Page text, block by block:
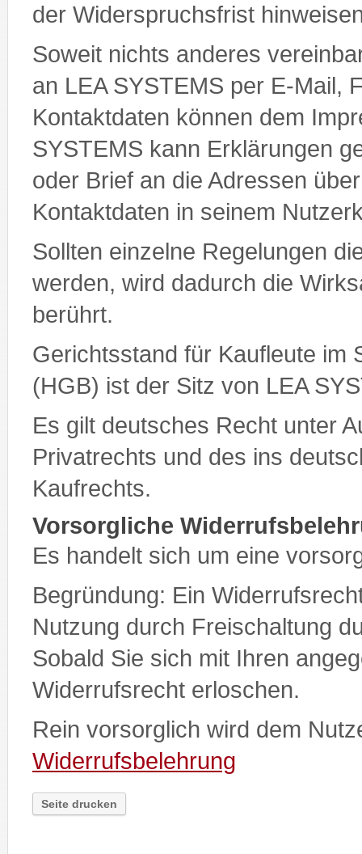
der Widerspruchsfrist
Soweit nichts anderes
an LEA SYSTEMS per E-Mail,
Kontaktdaten können dem
SYSTEMS kann Erklärungen
oder Brief an die Adressen
Kontaktdaten in seinem
Sollten einzelne Regelungen
werden, wird dadurch die
berührt.
Gerichtsstand für Kaufleute im
(HGB) ist der Sitz von LEA
Es gilt deutsches Recht unter
Privatrechts und des ins
Kaufrechts.
Vorsorgliche
Es handelt sich um eine
Begründung: Ein
Nutzung durch Freischaltung
Sobald Sie sich mit Ihren
Widerrufsrecht erloschen.
Rein vorsorglich wird dem
Widerrufsbelehrung
Seite drucken